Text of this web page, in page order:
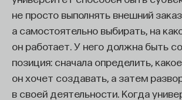
не просто выполнять внешний заказ,
а самостоятельно выбирать, на
он работает. У него должна быть
позиция: сначала определить,
он хочет создавать, а затем
в своей деятельности. Когда
им кажется, стала лучше. Но
знает, что, избавив человека от
можно запросто привести его к
клиент думает, что если он станет
уверенным в себе, то жизнь его
в лучшую сторону и все станет